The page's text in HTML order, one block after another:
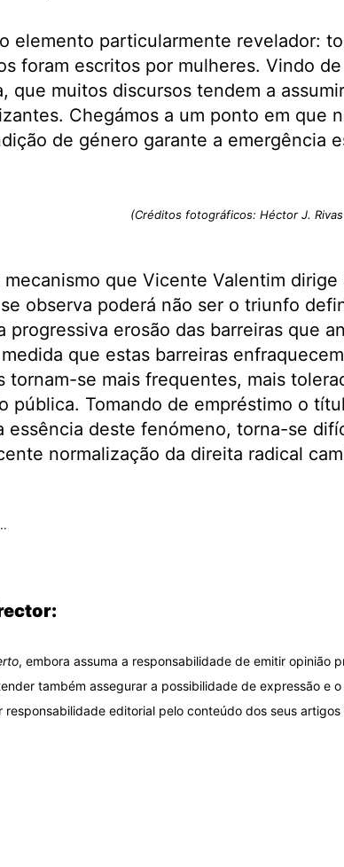
elemento particularmente revelador:
foram escritos por mulheres. Vindo
que muitos discursos tendem a
Chegámos a um ponto em que
de género garante a emergência
(Créditos fotográficos: Héctor J.
mecanismo que Vicente Valentim
observa poderá não ser o triunfo
progressiva erosão das barreiras que
que estas barreiras
tornam-se mais frequentes, mais
pública. Tomando de empréstimo o
essência deste fenómeno, torna-se
normalização da direita radical
, embora assuma a responsabilidade de emitir opinião
também assegurar a possibilidade de expressão e
responsabilidade editorial pelo conteúdo dos seus artigos